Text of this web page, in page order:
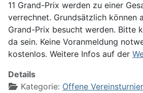
11 Grand-Prix werden zu einer
verrechnet. Grundsätzlich können
Grand-Prix besucht werden. Bitte
da sein. Keine Voranmeldung
kostenlos. Weitere Infos auf der
Details
Kategorie: Offene